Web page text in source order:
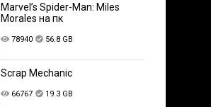
Marvel’s Spider-Man: Miles
Morales на пк
78940 56.8 GB
Scrap Mechanic
66767 19.3 GB